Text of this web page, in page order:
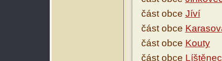
část obce Jíví
část obce
část obce Kouty
část obce Líštěnec